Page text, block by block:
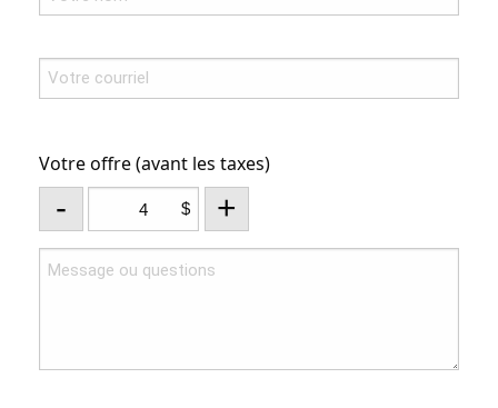
Votre offre (avant les taxes)
- $ +